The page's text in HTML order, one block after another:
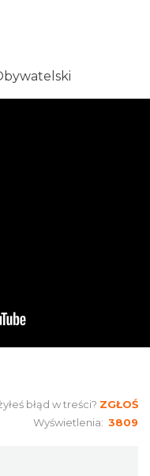
błąd w treści? ZGŁOŚ
Wyświetlenia: 3809